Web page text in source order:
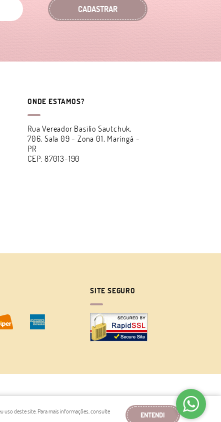
CADASTRAR
ONDE ESTAMOS?
Rua Vereador Basílio Sautchuk,
706, Sala 09 -Zona 01, Maringá -
PR
CEP: 87013-190
SITE SEGURO
uso deste site. Para mais informações, consulte
ENTENDI